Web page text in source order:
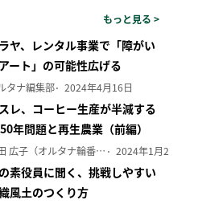
もっと見る >
ヤ、レンタル事業で「障がい
ート」の可能性広げる
タナ編集部 2024年4月16日
レ、コーヒー生産が半減する
年問題と再生農業（前編）
吉田 広子（オルタナ輪番編集長） 2024年1月29日
素役員に聞く、挑戦しやすい
風土のつくり方